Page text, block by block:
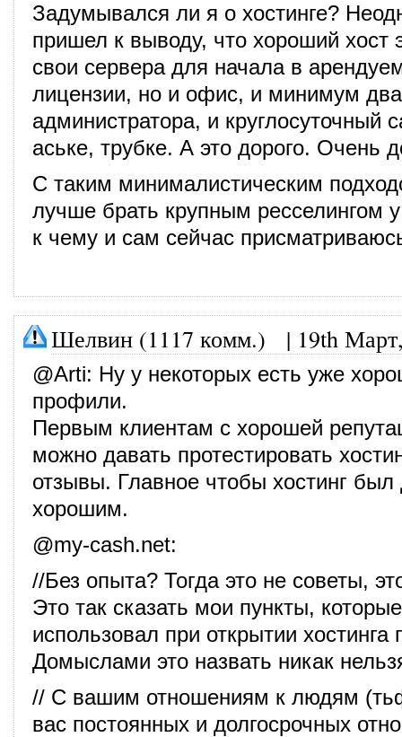
Задумывался ли я о хостинге?
пришел к выводу, что хороший хост
свои сервера для начала в
лицензии, но и офис, и минимум два
администратора, и круглосуточный
аське, трубке. А это дорого. Очень
С таким минималистическим
лучше брать крупным ресселингом
к чему и сам сейчас
Шелвин (1117 комм.) | 19th
@Arti: Ну у некоторых есть уже
профили.
Первым клиентам с хорошей
можно давать протестировать
отзывы. Главное чтобы хостинг был
хорошим.
@my-cash.net:
//Без опыта? Тогда это не советы,
Это так сказать мои пункты,
использовал при открытии хостинга
Домыслами это назвать никак
// С вашим отношениям к людям
вас постоянных и долгосрочных